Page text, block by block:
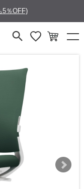
5％OFF)